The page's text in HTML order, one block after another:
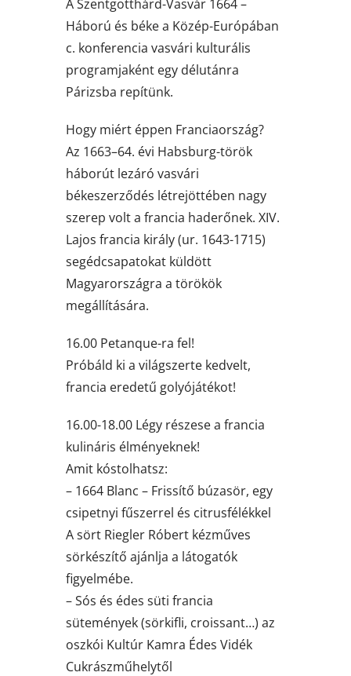
A Szentgotthárd-Vasvár 1664 –
Háború és béke a Közép-Európában
c. konferencia vasvári kulturális
programjaként egy délutánra
Párizsba repítünk.
Hogy miért éppen Franciaország?
Az 1663–64. évi Habsburg-török
háborút lezáró vasvári
békeszerződés létrejöttében nagy
szerep volt a francia haderőnek. XIV.
Lajos francia király (ur. 1643-1715)
segédcsapatokat küldött
Magyarországra a törökök
megállítására.
16.00 Petanque-ra fel!
Próbáld ki a világszerte kedvelt,
francia eredetű golyójátékot!
16.00-18.00 Légy részese a francia
kulináris élményeknek!
Amit kóstolhatsz:
– 1664 Blanc – Frissítő búzasör, egy
csipetnyi fűszerrel és citrusfélékkel
A sört Riegler Róbert kézműves
sörkészítő ajánlja a látogatók
figyelmébe.
– Sós és édes süti francia
sütemények (sörkifli, croissant…) az
oszkói Kultúr Kamra Édes Vidék
Cukrászműhelytől